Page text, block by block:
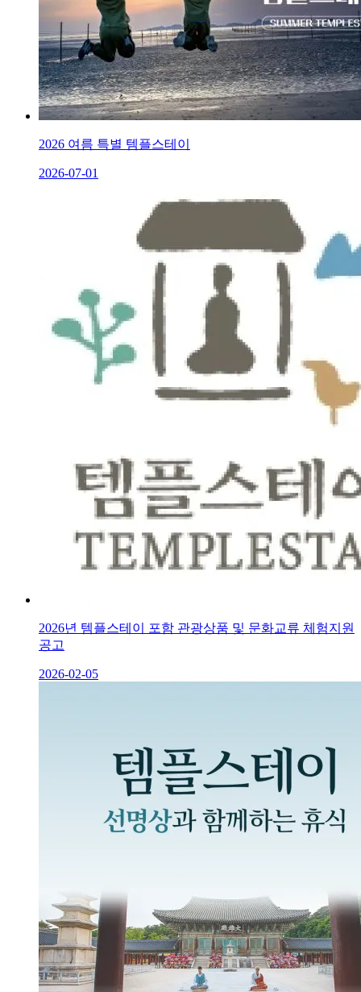
2026 여름 특별 템플스테이
2026-07-01
2026년 템플스테이 포함 관광상품 및 문화교류 체험지원
공고
2026-02-05